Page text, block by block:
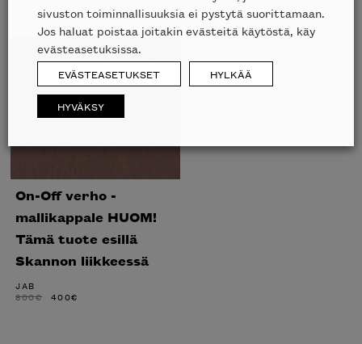
On-Off verho -
mallikappale HUOM!
Tämä tuote esillä
Skannon liikkeessä
JAB
800€ ALKUPERÄINEN
400€
sivuston toiminnallisuuksia ei pystytä suorittamaan.
Jos haluat poistaa joitakin evästeitä käytöstä, käy
evästeasetuksissa.
EVÄSTEASETUKSET HYLKÄÄ
HYVÄKSY